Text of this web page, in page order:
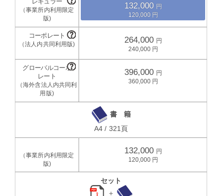
132,000
120,000
264,000
240,000
396,000
360,000
書 籍
A4 / 321頁
132,000
120,000
セット
＋